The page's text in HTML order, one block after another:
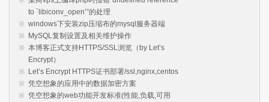
to `libiconv_open’”的处理
windows下安装zip压缩布的mysql服务器端
MySQL复制设置及相关维护操作
本博客正式支持HTTPS/SSL浏览（by Let’s
Encrypt）
Let’s Encrypt HTTPS证书部署/ssl,nginx,centos
凭空想象的应用中的数据加密方案
凭空想象的web功能开发标准(性能,负载,可用